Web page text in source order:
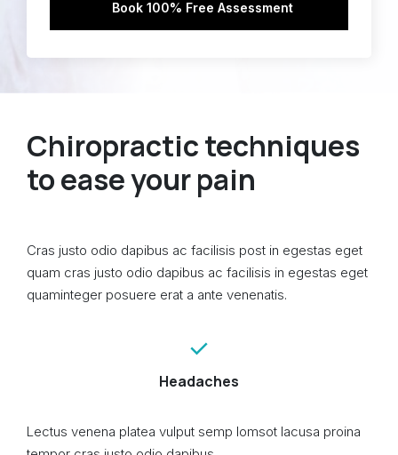
Book 100% Free Assessment
Chiropractic techniques
to ease your pain
Cras justo odio dapibus ac facilisis post in egestas eget
quam cras justo odio dapibus ac facilisis in egestas eget
quaminteger posuere erat a ante venenatis.
Headaches
Lectus venena platea vulput semp lomsot lacusa proina